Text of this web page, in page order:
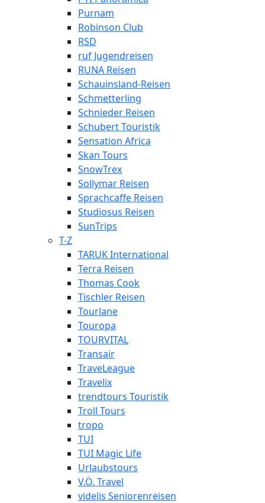
Purnam
Robinson Club
RSD
ruf Jugendreisen
RUNA Reisen
Schauinsland-Reisen
Schmetterling
Schnieder Reisen
Schubert Touristik
Sensation Africa
Skan Tours
SnowTrex
Sollymar Reisen
Sprachcaffe Reisen
Studiosus Reisen
SunTrips
T-Z
TARUK International
Terra Reisen
Thomas Cook
Tischler Reisen
Tourlane
Touropa
TOURVITAL
Transair
TraveLeague
Travelix
trendtours Touristik
Troll Tours
tropo
TUI
TUI Magic Life
Urlaubstours
V.Ö. Travel
videlis Seniorenreisen